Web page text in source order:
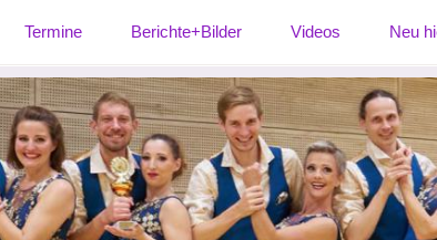
Termine Berichte+Bilder Videos Neu